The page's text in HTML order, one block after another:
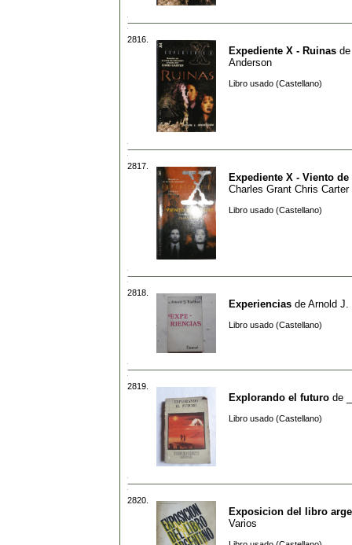
2816.
Expediente X - Ruinas
Anderson
Libro usado (Castellano)
2817.
Expediente X - Viento de
Charles Grant Chris Carter
Libro usado (Castellano)
2818.
Experiencias de Arnold J.
Libro usado (Castellano)
2819.
Explorando el futuro de
Libro usado (Castellano)
2820.
Exposicion del libro
Varios